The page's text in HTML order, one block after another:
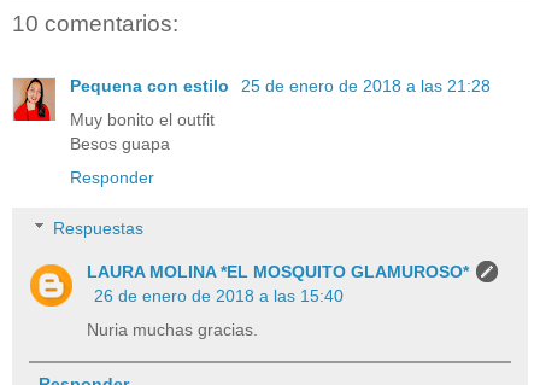
10 comentarios:
Pequena con estilo
25 de enero de 2018 a las 21:28
Muy bonito el outfit
Besos guapa
Responder
Respuestas
LAURA MOLINA *EL MOSQUITO GLAMUROSO*
26 de enero de 2018 a las 15:40
Nuria muchas gracias.